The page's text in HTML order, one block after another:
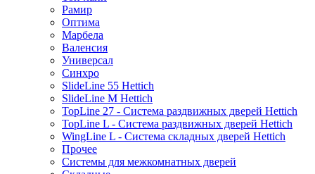
Рамир
Оптима
Марбела
Валенсия
Универсал
Синхро
SlideLine 55 Hettich
SlideLine M Hettich
TopLine 27 - Система раздвижных дверей Hettich
TopLine L - Система раздвижных дверей Hettich
WingLine L - Система складных дверей Hettich
Прочее
Системы для межкомнатных дверей